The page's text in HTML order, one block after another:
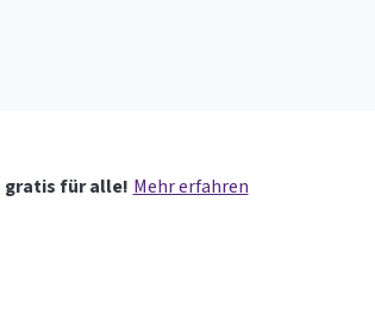
gratis für alle! Mehr erfahren